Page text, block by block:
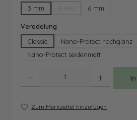
3 mm
(Diese Option ist zurzeit
6 mm
Veredelung
Classic
Nano-Protect hochglanz
Nano-Protect seidenmatt
Zum Merkzettel hinzufügen